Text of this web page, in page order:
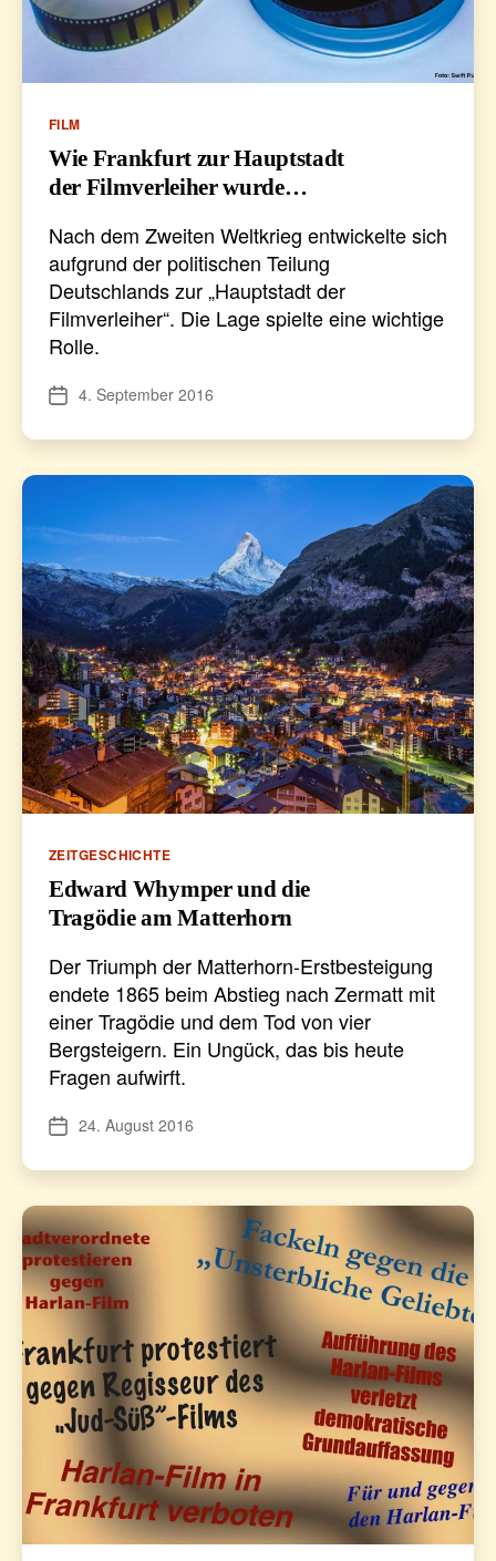
Kategorien
FILM
Wie Frankfurt zur Hauptstadt
der Filmverleiher wurde…
Nach dem Zweiten Weltkrieg entwickelte sich
aufgrund der politischen Teilung
Deutschlands zur „Hauptstadt der
Filmverleiher“. Die Lage spielte eine wichtige
Rolle.
Veröffentlichungsdatum
4. September 2016
Kategorien
ZEITGESCHICHTE
Edward Whymper und die
Tragödie am Matterhorn
Der Triumph der Matterhorn-Erstbesteigung
endete 1865 beim Abstieg nach Zermatt mit
einer Tragödie und dem Tod von vier
Bergsteigern. Ein Ungück, das bis heute
Fragen aufwirft.
Veröffentlichungsdatum
24. August 2016